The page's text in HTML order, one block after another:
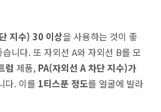
지수) 30 이상을 사용하는 것이 좋
니다. 또 자외선 A와 자외선 B를 모
럼 제품, PA(자외선 A 차단 지수)가
다. 이를 1티스푼 정도를 얼굴에 발라